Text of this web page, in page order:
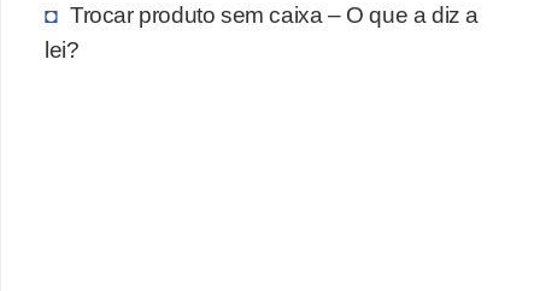
Trocar produto sem caixa – O que a diz a
lei?